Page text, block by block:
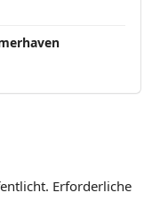
Erforderliche